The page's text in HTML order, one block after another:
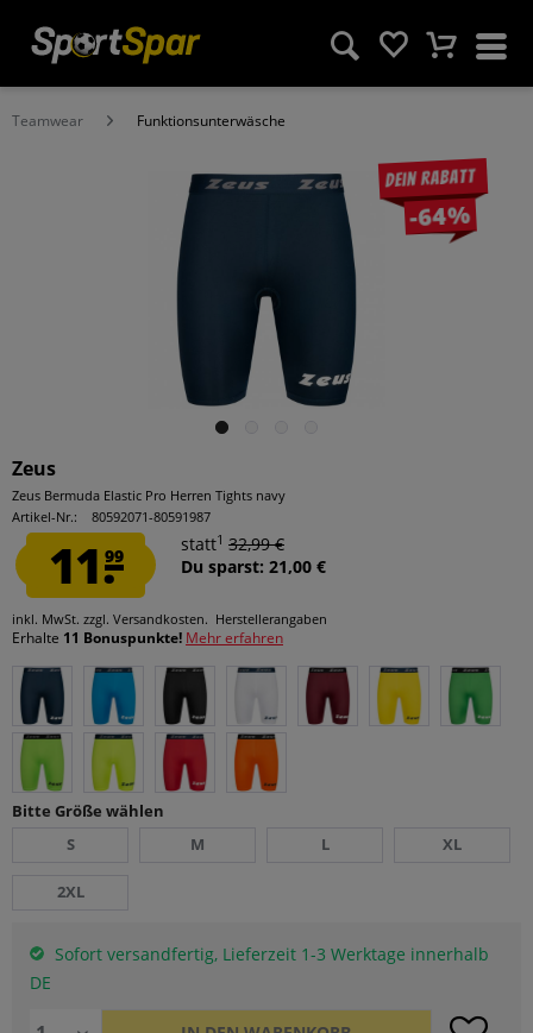
Teamwear Funktionsunterwäsche
Dein Rabatt
-64%
Zeus
Zeus Bermuda Elastic Pro Herren Tights navy
Artikel-Nr.:
80592071-80591987
11.99
statt1 32,99 €
Du sparst: 21,00 €
inkl. MwSt. zzgl. Versandkosten. Herstellerangaben
Erhalte 11 Bonuspunkte! Mehr erfahren
Bitte Größe wählen
S
M L XL
2XL
Sofort versandfertig, Lieferzeit 1-3 Werktage innerhalb
DE